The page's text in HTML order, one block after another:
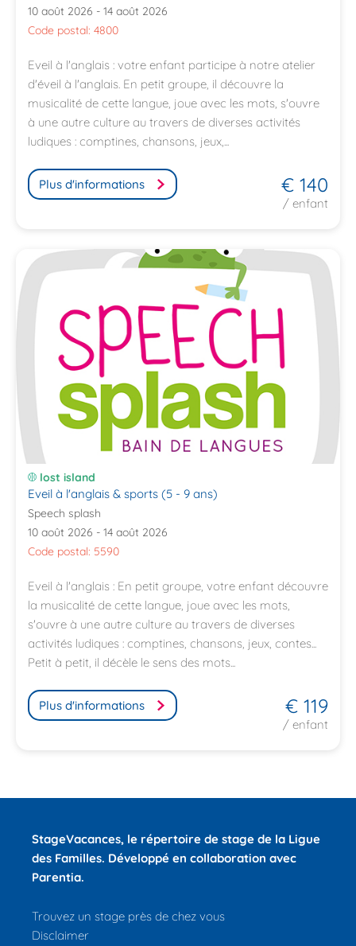
10 août 2026 - 14 août 2026
Code postal: 4800
Eveil à l'anglais : votre enfant participe à notre atelier
d'éveil à l'anglais. En petit groupe, il découvre la
musicalité de cette langue, joue avec les mots, s'ouvre
à une autre culture au travers de diverses activités
ludiques : comptines, chansons, jeux,...
Plus d'informations € 140
/ enfant
lost island
Eveil à l'anglais & sports (5 - 9 ans)
Speech splash
10 août 2026 - 14 août 2026
Code postal: 5590
Eveil à l'anglais : En petit groupe, votre enfant découvre
la musicalité de cette langue, joue avec les mots,
s'ouvre à une autre culture au travers de diverses
activités ludiques : comptines, chansons, jeux, contes...
Petit à petit, il décèle le sens des mots...
Plus d'informations € 119
/ enfant
StageVacances, le répertoire de stage de la Ligue
des Familles. Développé en collaboration avec
Parentia.
Trouvez un stage près de chez vous
Disclaimer